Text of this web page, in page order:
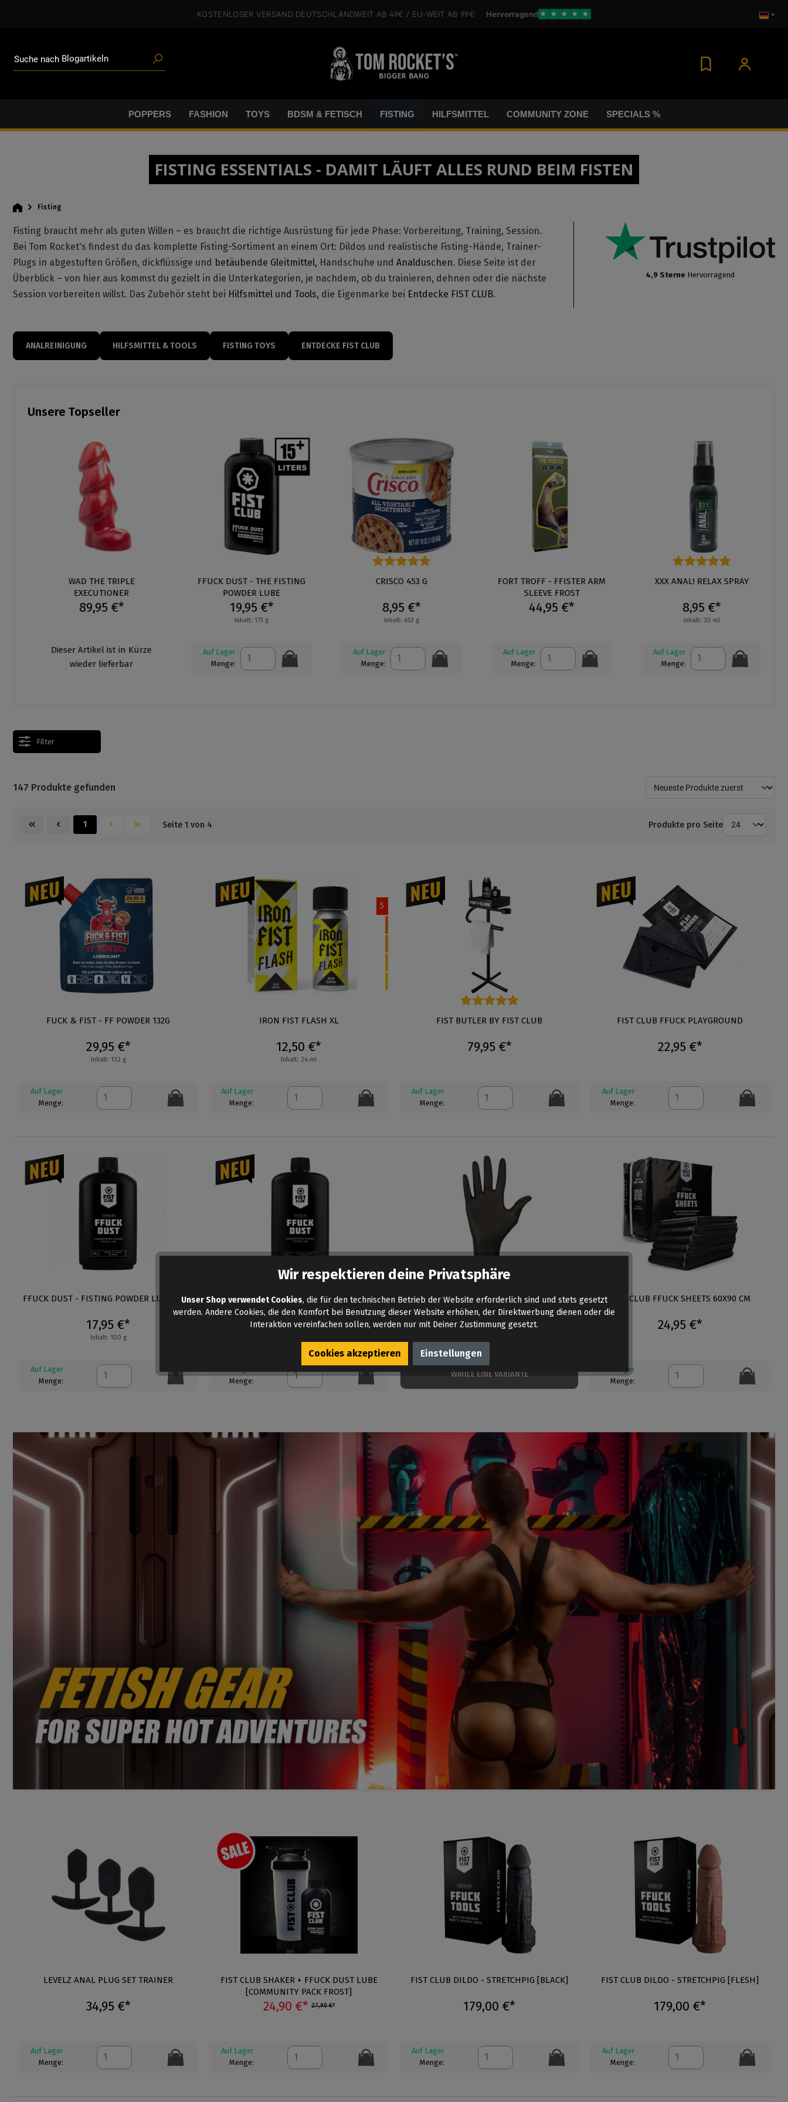
KOSTENLOSER VERSANDDEUTSCHLANDWEIT AB 49€ / EU-WEIT AB 99€ Hervorragend ★ ★ ★ ★ ★
POPPERS FASHION TOYS BDSM & FETISCH FISTING HILFSMITTEL COMMUNITY ZONE SPECIALS %
FISTING ESSENTIALS - DAMIT LÄUFT ALLES RUND BEIM FISTEN
Fisting
Fisting braucht mehr als guten Willen – es braucht die richtige Ausrüstung für jede Phase: Vorbereitung, Training, Session.
Bei Tom Rocket's findest du das komplette Fisting-Sortiment an einem Ort: Dildos und realistische Fisting-Hände, Trainer-
Plugs in abgestuften Größen, dickflüssige und betäubende Gleitmittel, Handschuhe und Analduschen. Diese Seite ist der
Überblick – von hier aus kommst du gezielt in die Unterkategorien, je nachdem, ob du trainieren, dehnen oder die nächste
Session vorbereiten willst. Das Zubehör steht bei Hilfsmittel und Tools, die Eigenmarke bei Entdecke FIST CLUB.
4,9 Sterne Hervorragend
ANALREINIGUNG HILFSMITTEL & TOOLS FISTING TOYS ENTDECKE FIST CLUB
Unsere Topseller
WAD THE TRIPLE
EXECUTIONER
89,95 €*
Dieser Artikel ist in Kürze
wieder lieferbar
FFUCK DUST - THE FISTING
POWDER LUBE
19,95 €*
Inhalt: 175 g
Auf Lager
Menge:
Durchschnittliche Bewertung von 5 von 5 Sternen
CRISCO 453 G
8,95 €*
Inhalt: 453 g
Auf Lager
Menge:
FORT TROFF - FFISTER ARM
SLEEVE FROST
44,95 €*
Auf Lager
Menge:
Durchschnittliche Bewertung von
XXX ANAL! RELAX SPRAY
8,95 €*
Inhalt: 30 ml
Auf Lager
Menge:
Filter
147 Produkte gefunden
1 Seite 1 von 4 Produkte pro Seite
FUCK & FIST - FF POWDER 132G
29,95 €*
Inhalt: 132 g
Auf Lager
Menge:
5
IRON FIST FLASH XL
12,50 €*
Inhalt: 24 ml
Auf Lager
Menge:
Durchschnittliche Bewertung von 5 von 5 Sternen
FIST BUTLER BY FIST CLUB
79,95 €*
Auf Lager
Menge:
FIST CLUB FFUCK PLAYGROUND
22,95 €*
Auf Lager
Menge:
FFUCK DUST - FISTING POWDER LUBE 100G
17,95 €*
Inhalt: 100 g
Auf Lager
Menge:
FFUCK DUST - FISTING POWDER LUBE 220G
24,95 €*
Menge:
NITRIL EINWEGHANDSCHUHE IN SCHWARZ
100ER PACK
18,95 €*
WÄHLE EINE VARIANTE
FIST CLUB FFUCK SHEETS 60X90 CM
24,95 €*
Auf Lager
Menge:
LEVELZ ANAL PLUG SET TRAINER
34,95 €*
Auf Lager
Menge:
FIST CLUB SHAKER + FFUCK DUST LUBE
[COMMUNITY PACK FROST]
24,90 €* 27,90 €*
Auf Lager
Menge:
FIST CLUB DILDO - STRETCHPIG [BLACK]
179,00 €*
Auf Lager
Menge:
FIST CLUB DILDO - STRETCHPIG [FLESH]
179,00 €*
Auf Lager
Menge:
Wir respektieren deine Privatsphäre
Unser Shop verwendet Cookies, die für den technischen Betrieb der Website erforderlich sind und stets gesetzt
werden. Andere Cookies, die den Komfort bei Benutzung dieser Website erhöhen, der Direktwerbung dienen oder die
Interaktion vereinfachen sollen, werden nur mit Deiner Zustimmung gesetzt.
Cookies akzeptieren Einstellungen
Suche nach Marken
Gleitgel